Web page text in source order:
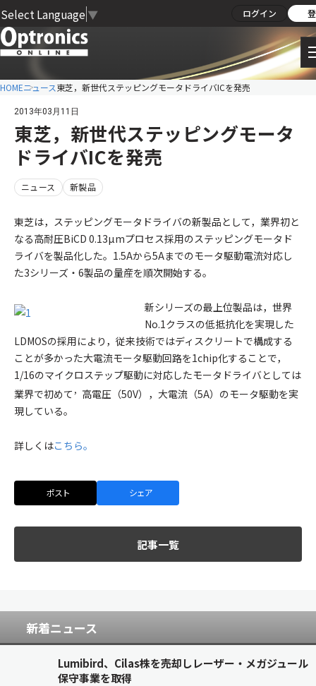
Select Language ▼ ログイン
HOMEニュース東芝，新世代ステッピングモータドライバICを発売
2013年03月11日
東芝，新世代ステッピングモータ
ドライバICを発売
ニュース 新製品
東芝は，ステッピングモータドライバの新製品として，業界初と
なる高耐圧BiCD 0.13µmプロセス採用のステッピングモータド
ライバを製品化した。1.5Aから5Aまでのモータ駆動電流対応し
た3シリーズ・6製品の量産を順次開始する。
新シリーズの最上位製品は，世界
No.1クラスの低抵抗化を実現した
LDMOSの採用により，従来技術ではディスクリートで構成する
ことが多かった大電流モータ駆動回路を1chip化することで，
1/16のマイクロステップ駆動に対応したモータドライバとしては
業界で初めて ， 高電圧（50V），大電流（5A）のモータ駆動を実
現している。
詳しくはこちら。
ポスト シェア
記事一覧
新着ニュース
Lumibird、Cilas株を売却しレーザー・メガジュール
保守事業を取得